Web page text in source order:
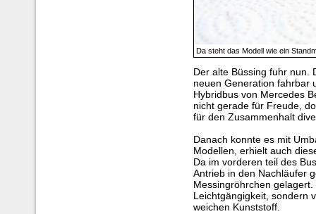
Da steht das Modell wie ein
Der alte Büssing fuhr nun.
neuen Generation fahrbar
Hybridbus von Mercedes
nicht gerade für Freude,
für den Zusammenhalt
Danach konnte es mit
Modellen, erhielt auch
Da im vorderen teil des
Antrieb in den Nachläufer
Messingröhrchen
Leichtgängigkeit, sondern
weichen Kunststoff.